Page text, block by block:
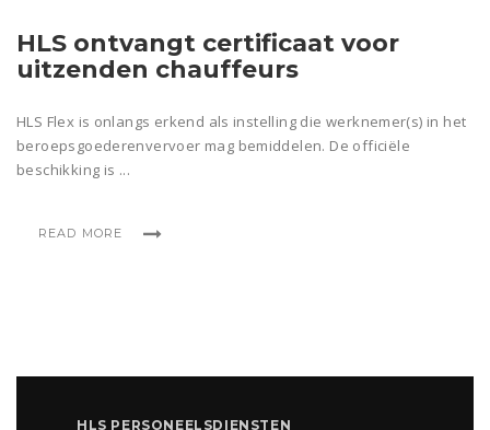
HLS ontvangt certificaat voor
uitzenden chauffeurs
HLS Flex is onlangs erkend als instelling die werknemer(s) in het
beroepsgoederenvervoer mag bemiddelen. De officiële
beschikking is ...
READ MORE
HLS PERSONEELSDIENSTEN